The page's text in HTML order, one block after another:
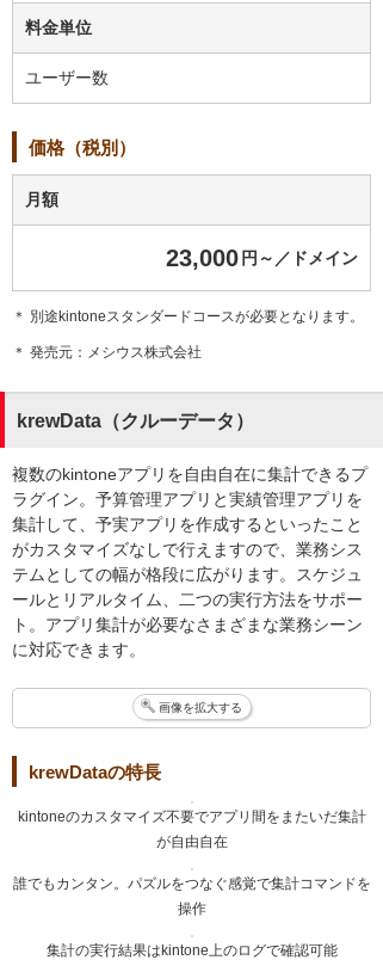
料金単位
ユーザー数
価格（税別）
月額
23,000 円～／ドメイン
＊ 別途kintoneスタンダードコースが必要となります。
＊ 発売元：メシウス株式会社
krewData（クルーデータ）
複数のkintoneアプリを自由自在に集計できるプ
ラグイン。予算管理アプリと実績管理アプリを
集計して、予実アプリを作成するといったこと
がカスタマイズなしで行えますので、業務シス
テムとしての幅が格段に広がります。スケジュ
ールとリアルタイム、二つの実行方法をサポー
ト。アプリ集計が必要なさまざまな業務シーン
に対応できます。
画像を拡大する
krewDataの特長
kintoneのカスタマイズ不要でアプリ間をまたいだ集計
が自由自在
誰でもカンタン。パズルをつなぐ感覚で集計コマンドを
操作
集計の実行結果はkintone上のログで確認可能